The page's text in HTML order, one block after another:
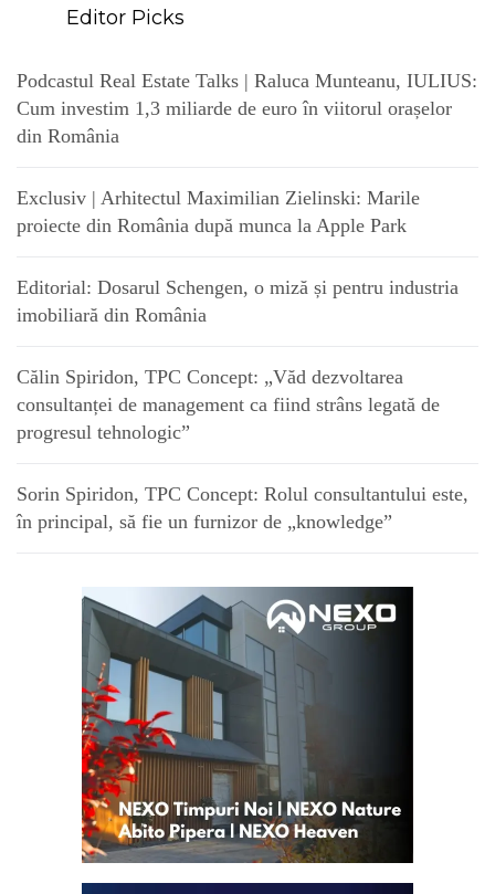
Editor Picks
Podcastul Real Estate Talks | Raluca Munteanu, IULIUS:
Cum investim 1,3 miliarde de euro în viitorul orașelor
din România
Exclusiv | Arhitectul Maximilian Zielinski: Marile
proiecte din România după munca la Apple Park
Editorial: Dosarul Schengen, o miză și pentru industria
imobiliară din România
Călin Spiridon, TPC Concept: „Văd dezvoltarea
consultanței de management ca fiind strâns legată de
progresul tehnologic”
Sorin Spiridon, TPC Concept: Rolul consultantului este,
în principal, să fie un furnizor de „knowledge”